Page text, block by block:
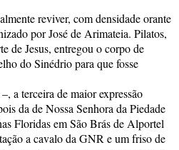
reviver, com densidade orante
por José de Arimateia. Pilatos,
de Jesus, entregou o corpo de
do Sinédrio para que fosse
a terceira de maior expressão
da de Nossa Senhora da Piedade
Floridas em São Brás de Alportel
a cavalo da GNR e um friso de